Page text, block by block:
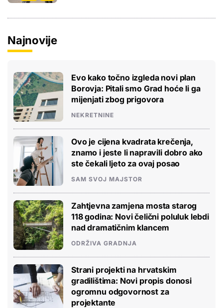
Najnovije
Evo kako točno izgleda novi plan
Borovja: Pitali smo Grad hoće li ga
mijenjati zbog prigovora
NEKRETNINE
Ovo je cijena kvadrata krečenja,
znamo i jeste li napravili dobro ako
ste čekali ljeto za ovaj posao
SAM SVOJ MAJSTOR
Zahtjevna zamjena mosta starog
118 godina: Novi čelični poluluk lebdi
nad dramatičnim klancem
ODRŽIVA GRADNJA
Strani projekti na hrvatskim
gradilištima: Novi propis donosi
ogromnu odgovornost za
projektante